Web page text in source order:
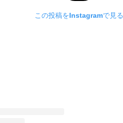
この投稿をInstagramで見る